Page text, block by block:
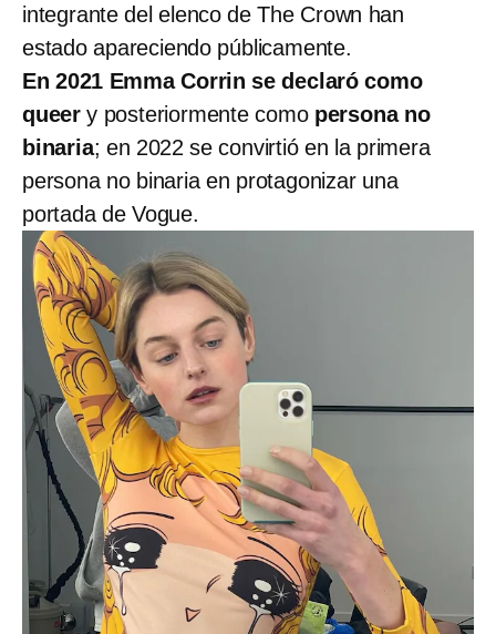
integrante del elenco de The Crown han
estado apareciendo públicamente.
En 2021 Emma Corrin se declaró como
queery posteriormente como persona no
binaria; en 2022 se convirtió en la primera
persona no binaria en protagonizar una
portada de Vogue.